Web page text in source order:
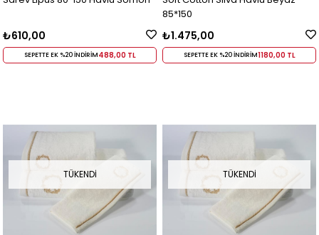
₺610,00
SEPETTE EK %20 İNDİRİM488,00 TL
85*150
₺1.475,00
SEPETTE EK %20 İNDİRİM1180,00 TL
TÜKENDI TÜKENDI